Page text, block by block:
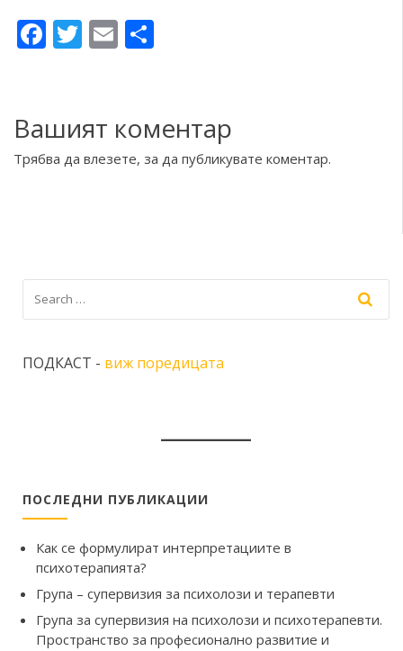
Facebook
Twitter
Email
Вашият коментар
Трябва да влезете, за да публикувате коментар.
ПОДКАСТ - виж поредицата
ПОСЛЕДНИ ПУБЛИКАЦИИ
Как се формулират интерпретациите в
психотерапията?
Група – супервизия за психолози и терапевти
Група за супервизия на психолози и психотерапевти.
Пространство за професионално развитие и